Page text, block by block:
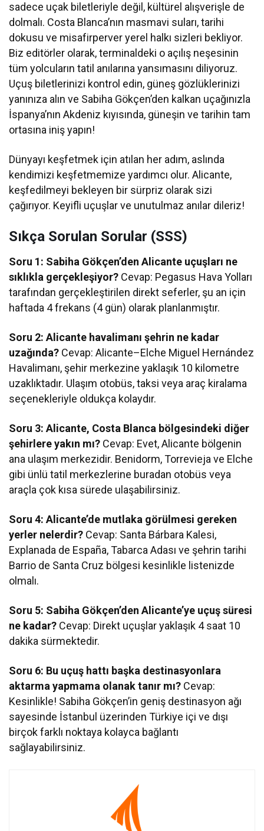
sadece uçak biletleriyle değil, kültürel alışverişle de
dolmalı. Costa Blanca’nın masmavi suları, tarihi
dokusu ve misafirperver yerel halkı sizleri bekliyor.
Biz editörler olarak, terminaldeki o açılış neşesinin
tüm yolcuların tatil anılarına yansımasını diliyoruz.
Uçuş biletlerinizi kontrol edin, güneş gözlüklerinizi
yanınıza alın ve Sabiha Gökçen’den kalkan uçağınızla
İspanya’nın Akdeniz kıyısında, güneşin ve tarihin tam
ortasına iniş yapın!
Dünyayı keşfetmek için atılan her adım, aslında
kendimizi keşfetmemize yardımcı olur. Alicante,
keşfedilmeyi bekleyen bir sürpriz olarak sizi
çağırıyor. Keyifli uçuşlar ve unutulmaz anılar dileriz!
Sıkça Sorulan Sorular (SSS)
Soru 1: Sabiha Gökçen’den Alicante uçuşları ne
sıklıkla gerçekleşiyor? Cevap: Pegasus Hava Yolları
tarafından gerçekleştirilen direkt seferler, şu an için
haftada 4 frekans (4 gün) olarak planlanmıştır.
Soru 2: Alicante havalimanı şehrin ne kadar
uzağında? Cevap: Alicante–Elche Miguel Hernández
Havalimanı, şehir merkezine yaklaşık 10 kilometre
uzaklıktadır. Ulaşım otobüs, taksi veya araç kiralama
seçenekleriyle oldukça kolaydır.
Soru 3: Alicante, Costa Blanca bölgesindeki diğer
şehirlere yakın mı? Cevap: Evet, Alicante bölgenin
ana ulaşım merkezidir. Benidorm, Torrevieja ve Elche
gibi ünlü tatil merkezlerine buradan otobüs veya
araçla çok kısa sürede ulaşabilirsiniz.
Soru 4: Alicante’de mutlaka görülmesi gereken
yerler nelerdir? Cevap: Santa Bárbara Kalesi,
Explanada de España, Tabarca Adası ve şehrin tarihi
Barrio de Santa Cruz bölgesi kesinlikle listenizde
olmalı.
Soru 5: Sabiha Gökçen’den Alicante’ye uçuş süresi
ne kadar? Cevap: Direkt uçuşlar yaklaşık 4 saat 10
dakika sürmektedir.
Soru 6: Bu uçuş hattı başka destinasyonlara
aktarma yapmama olanak tanır mı? Cevap:
Kesinlikle! Sabiha Gökçen’in geniş destinasyon ağı
sayesinde İstanbul üzerinden Türkiye içi ve dışı
birçok farklı noktaya kolayca bağlantı
sağlayabilirsiniz.